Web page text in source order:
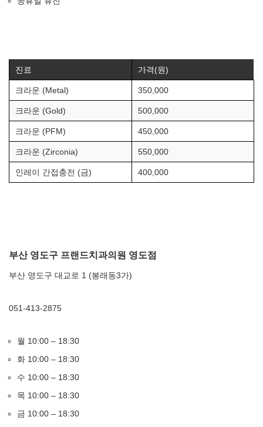
진료 가격(원)
크라운 (Metal) 350,000
크라운 (Gold) 500,000
크라운 (PFM) 450,000
크라운 (Zirconia) 550,000
인레이 간접충전 (금) 400,000
부산 영도구 프랜드치과의원 영도점
부산 영도구 대교로 1 (봉래동3가)
051-413-2875
월 10:00 – 18:30
화 10:00 – 18:30
수 10:00 – 18:30
목 10:00 – 18:30
금 10:00 – 18:30